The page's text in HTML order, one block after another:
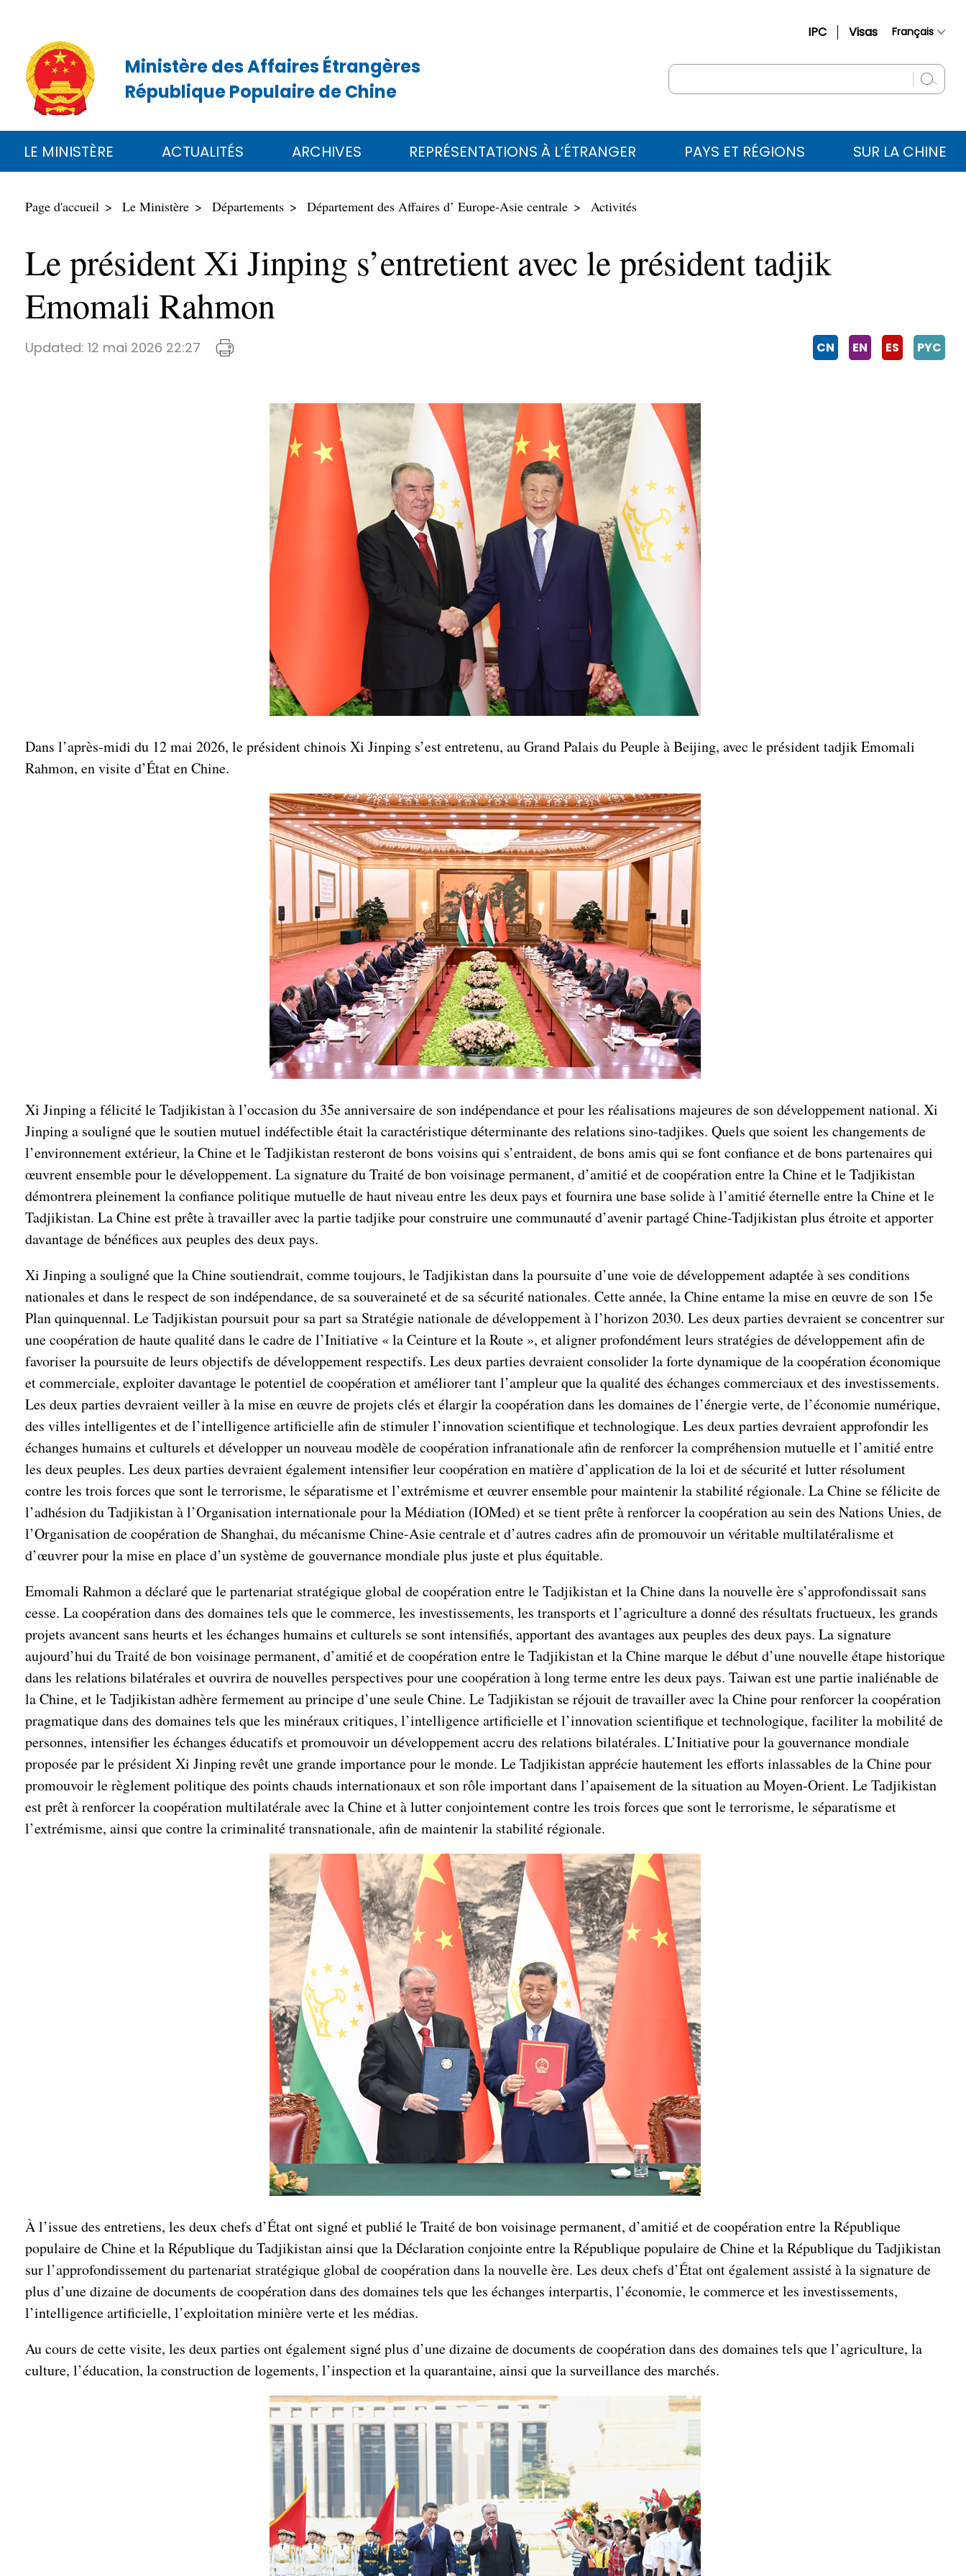
IPC Visas Français
English
عربي
Ministère des Affaires Étrangères
République Populaire de Chine
LE MINISTÈRE ACTUALITÉS ARCHIVES REPRÉSENTATIONS À L’ÉTRANGER PAYS ET RÉGIONS SUR LA CHINE
Page d'accueil Le Ministère Départements Département des Affaires d’ Europe-Asie centrale Activités
Le président Xi Jinping s’entretient avec le président tadjik
Emomali Rahmon
Updated: 12 mai 2026 22:27 CN EN ES PYC
Dans l’après-midi du 12 mai 2026, le président chinois Xi Jinping s’est entretenu, au Grand Palais du Peuple à Beijing, avec le président tadjik Emomali
Rahmon, en visite d’État en Chine.
Xi Jinping a félicité le Tadjikistan à l’occasion du 35e anniversaire de son indépendance et pour les réalisations majeures de son développement national. Xi
Jinping a souligné que le soutien mutuel indéfectible était la caractéristique déterminante des relations sino-tadjikes. Quels que soient les changements de
l’environnement extérieur, la Chine et le Tadjikistan resteront de bons voisins qui s’entraident, de bons amis qui se font confiance et de bons partenaires qui
œuvrent ensemble pour le développement. La signature du Traité de bon voisinage permanent, d’amitié et de coopération entre la Chine et le Tadjikistan
démontrera pleinement la confiance politique mutuelle de haut niveau entre les deux pays et fournira une base solide à l’amitié éternelle entre la Chine et le
Tadjikistan. La Chine est prête à travailler avec la partie tadjike pour construire une communauté d’avenir partagé Chine-Tadjikistan plus étroite et apporter
davantage de bénéfices aux peuples des deux pays.
Xi Jinping a souligné que la Chine soutiendrait, comme toujours, le Tadjikistan dans la poursuite d’une voie de développement adaptée à ses conditions
nationales et dans le respect de son indépendance, de sa souveraineté et de sa sécurité nationales. Cette année, la Chine entame la mise en œuvre de son 15e
Plan quinquennal. Le Tadjikistan poursuit pour sa part sa Stratégie nationale de développement à l’horizon 2030. Les deux parties devraient se concentrer sur
une coopération de haute qualité dans le cadre de l’Initiative « la Ceinture et la Route », et aligner profondément leurs stratégies de développement afin de
favoriser la poursuite de leurs objectifs de développement respectifs. Les deux parties devraient consolider la forte dynamique de la coopération économique
et commerciale, exploiter davantage le potentiel de coopération et améliorer tant l’ampleur que la qualité des échanges commerciaux et des investissements.
Les deux parties devraient veiller à la mise en œuvre de projets clés et élargir la coopération dans les domaines de l’énergie verte, de l’économie numérique,
des villes intelligentes et de l’intelligence artificielle afin de stimuler l’innovation scientifique et technologique. Les deux parties devraient approfondir les
échanges humains et culturels et développer un nouveau modèle de coopération infranationale afin de renforcer la compréhension mutuelle et l’amitié entre
les deux peuples. Les deux parties devraient également intensifier leur coopération en matière d’application de la loi et de sécurité et lutter résolument
contre les trois forces que sont le terrorisme, le séparatisme et l’extrémisme et œuvrer ensemble pour maintenir la stabilité régionale. La Chine se félicite de
l’adhésion du Tadjikistan à l’Organisation internationale pour la Médiation (IOMed) et se tient prête à renforcer la coopération au sein des Nations Unies, de
l’Organisation de coopération de Shanghai, du mécanisme Chine-Asie centrale et d’autres cadres afin de promouvoir un véritable multilatéralisme et
d’œuvrer pour la mise en place d’un système de gouvernance mondiale plus juste et plus équitable.
Emomali Rahmon a déclaré que le partenariat stratégique global de coopération entre le Tadjikistan et la Chine dans la nouvelle ère s’approfondissait sans
cesse. La coopération dans des domaines tels que le commerce, les investissements, les transports et l’agriculture a donné des résultats fructueux, les grands
projets avancent sans heurts et les échanges humains et culturels se sont intensifiés, apportant des avantages aux peuples des deux pays. La signature
aujourd’hui du Traité de bon voisinage permanent, d’amitié et de coopération entre le Tadjikistan et la Chine marque le début d’une nouvelle étape historique
dans les relations bilatérales et ouvrira de nouvelles perspectives pour une coopération à long terme entre les deux pays. Taiwan est une partie inaliénable de
la Chine, et le Tadjikistan adhère fermement au principe d’une seule Chine. Le Tadjikistan se réjouit de travailler avec la Chine pour renforcer la coopération
pragmatique dans des domaines tels que les minéraux critiques, l’intelligence artificielle et l’innovation scientifique et technologique, faciliter la mobilité de
personnes, intensifier les échanges éducatifs et promouvoir un développement accru des relations bilatérales. L’Initiative pour la gouvernance mondiale
proposée par le président Xi Jinping revêt une grande importance pour le monde. Le Tadjikistan apprécie hautement les efforts inlassables de la Chine pour
promouvoir le règlement politique des points chauds internationaux et son rôle important dans l’apaisement de la situation au Moyen-Orient. Le Tadjikistan
est prêt à renforcer la coopération multilatérale avec la Chine et à lutter conjointement contre les trois forces que sont le terrorisme, le séparatisme et
l’extrémisme, ainsi que contre la criminalité transnationale, afin de maintenir la stabilité régionale.
À l’issue des entretiens, les deux chefs d’État ont signé et publié le Traité de bon voisinage permanent, d’amitié et de coopération entre la République
populaire de Chine et la République du Tadjikistan ainsi que la Déclaration conjointe entre la République populaire de Chine et la République du Tadjikistan
sur l’approfondissement du partenariat stratégique global de coopération dans la nouvelle ère. Les deux chefs d’État ont également assisté à la signature de
plus d’une dizaine de documents de coopération dans des domaines tels que les échanges interpartis, l’économie, le commerce et les investissements,
l’intelligence artificielle, l’exploitation minière verte et les médias.
Au cours de cette visite, les deux parties ont également signé plus d’une dizaine de documents de coopération dans des domaines tels que l’agriculture, la
culture, l’éducation, la construction de logements, l’inspection et la quarantaine, ainsi que la surveillance des marchés.